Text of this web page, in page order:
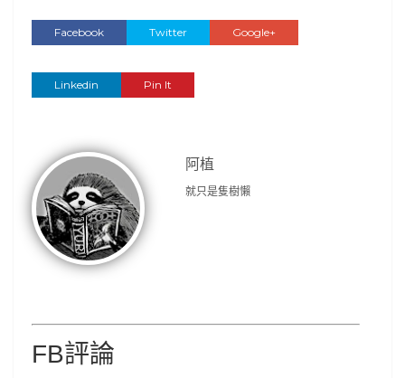
Facebook Twitter Google+
Linkedin Pin It
阿植
就只是隻樹懶
FB評論